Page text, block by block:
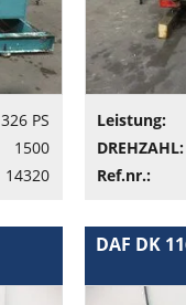
326 PS
1500
14320
Leistung:
DREHZAHL:
Ref.nr.:
DAF DK